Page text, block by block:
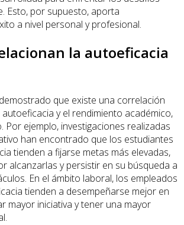
Esto, por supuesto, aporta
a nivel personal y profesional.
la autoeficacia
que existe una correlación
y el rendimiento académico,
Por ejemplo, investigaciones realizadas
han encontrado que los estudiantes
tienden a fijarse metas más elevadas,
alcanzarlas y persistir en su búsqueda a
En el ámbito laboral, los empleados
tienden a desempeñarse mejor en
mayor iniciativa y tener una mayor